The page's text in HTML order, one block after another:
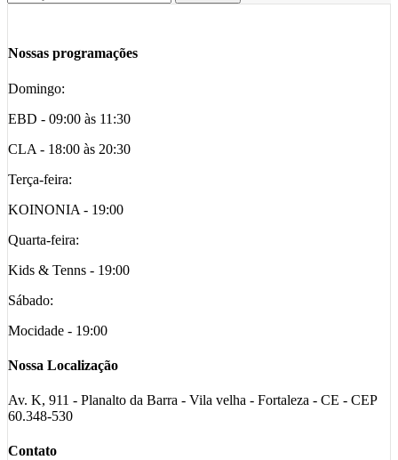
Nossas programações
Domingo:
EBD - 09:00 às 11:30
CLA - 18:00 às 20:30
Terça-feira:
KOINONIA - 19:00
Quarta-feira:
Kids & Tenns - 19:00
Sábado:
Mocidade - 19:00
Nossa Localização
Av. K, 911 - Planalto da Barra - Vila velha - Fortaleza - CE - CEP
60.348-530
Contato